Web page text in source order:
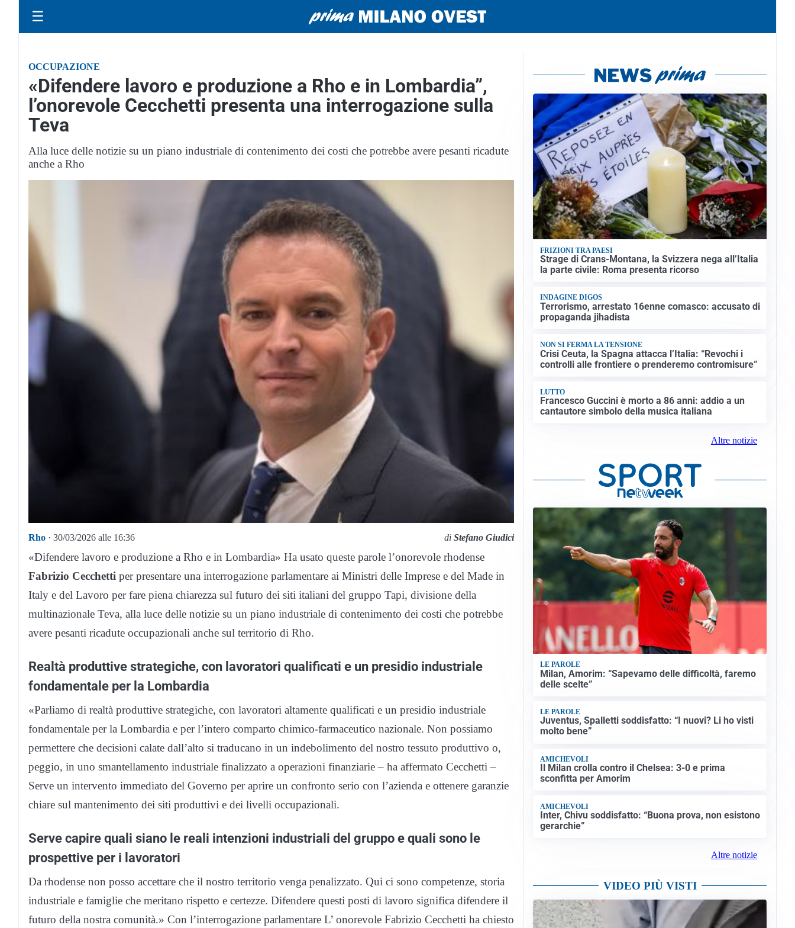
☰
OCCUPAZIONE
«Difendere lavoro e produzione a Rho e in Lombardia”,
l’onorevole Cecchetti presenta una interrogazione sulla
Teva
Alla luce delle notizie su un piano industriale di contenimento dei costi che potrebbe avere pesanti ricadute
anche a Rho
Rho · 30/03/2026 alle 16:36 diStefano Giudici
«Difendere lavoro e produzione a Rho e in Lombardia» Ha usato queste parole l’onorevole rhodense
Fabrizio Cecchetti per presentare una interrogazione parlamentare ai Ministri delle Imprese e del Made in
Italy e del Lavoro per fare piena chiarezza sul futuro dei siti italiani del gruppo Tapi, divisione della
multinazionale Teva, alla luce delle notizie su un piano industriale di contenimento dei costi che potrebbe
avere pesanti ricadute occupazionali anche sul territorio di Rho.
Realtà produttive strategiche, con lavoratori qualificati e un presidio industriale
fondamentale per la Lombardia
«Parliamo di realtà produttive strategiche, con lavoratori altamente qualificati e un presidio industriale
fondamentale per la Lombardia e per l’intero comparto chimico-farmaceutico nazionale. Non possiamo
permettere che decisioni calate dall’alto si traducano in un indebolimento del nostro tessuto produttivo o,
peggio, in uno smantellamento industriale finalizzato a operazioni finanziarie – ha affermato Cecchetti –
Serve un intervento immediato del Governo per aprire un confronto serio con l’azienda e ottenere garanzie
chiare sul mantenimento dei siti produttivi e dei livelli occupazionali.
Serve capire quali siano le reali intenzioni industriali del gruppo e quali sono le
prospettive per i lavoratori
Da rhodense non posso accettare che il nostro territorio venga penalizzato. Qui ci sono competenze, storia
industriale e famiglie che meritano rispetto e certezze. Difendere questi posti di lavoro significa difendere il
futuro della nostra comunità.» Con l’interrogazione parlamentare L’ onorevole Fabrizio Cecchetti ha chiesto
FRIZIONI TRA PAESI
Strage di Crans-Montana, la Svizzera nega all’Italia
la parte civile: Roma presenta ricorso
INDAGINE DIGOS
Terrorismo, arrestato 16enne comasco: accusato di
propaganda jihadista
NON SI FERMA LA TENSIONE
Crisi Ceuta, la Spagna attacca l’Italia: “Revochi i
controlli alle frontiere o prenderemo contromisure”
LUTTO
Francesco Guccini è morto a 86 anni: addio a un
cantautore simbolo della musica italiana
Altre notizie
LE PAROLE
Milan, Amorim: “Sapevamo delle difficoltà, faremo
delle scelte”
LE PAROLE
Juventus, Spalletti soddisfatto: “I nuovi? Li ho visti
molto bene”
AMICHEVOLI
Il Milan crolla contro il Chelsea: 3-0 e prima
sconfitta per Amorim
AMICHEVOLI
Inter, Chivu soddisfatto: “Buona prova, non esistono
gerarchie”
Altre notizie
VIDEO PIÙ VISTI